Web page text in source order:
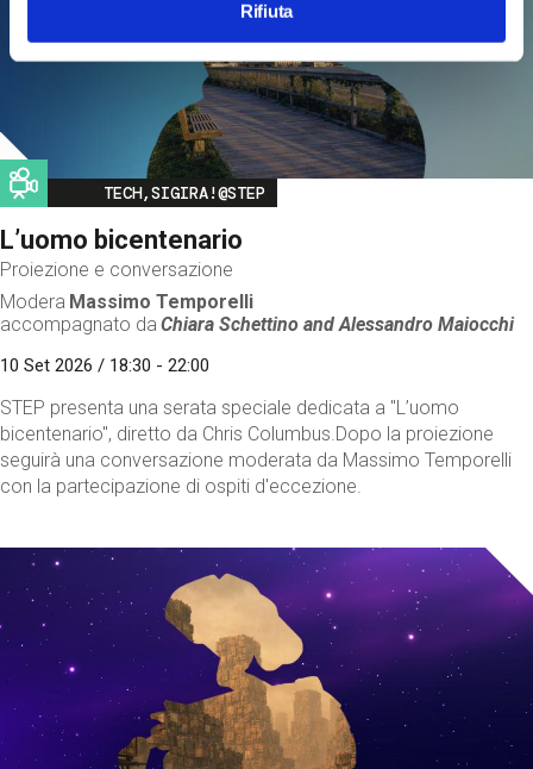
Rifiuta
Image
TECH,SIGIRA!@STEP
L’uomo bicentenario
Proiezione e conversazione
Modera Massimo Temporelli
accompagnato da Chiara Schettino andAlessandro Maiocchi
10 Set 2026 / 18:30 - 22:00
STEP presenta una serata speciale dedicata a "L’uomo
bicentenario", diretto da Chris Columbus.Dopo la proiezione
seguirà una conversazione moderata da Massimo Temporelli
con la partecipazione di ospiti d'eccezione.